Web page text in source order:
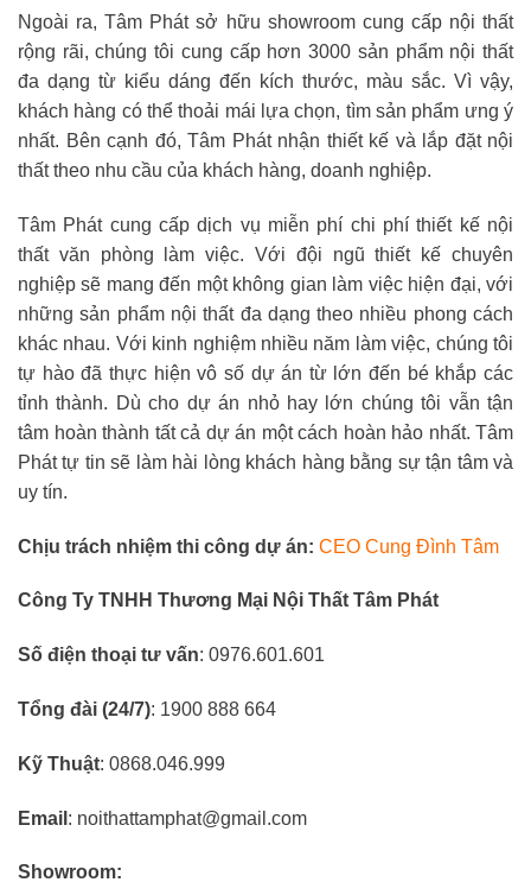
Ngoài ra, Tâm Phát sở hữu showroom cung cấp nội thất
rộng rãi, chúng tôi cung cấp hơn 3000 sản phẩm nội thất
đa dạng từ kiểu dáng đến kích thước, màu sắc. Vì vậy,
khách hàng có thể thoải mái lựa chọn, tìm sản phẩm ưng ý
nhất. Bên cạnh đó, Tâm Phát nhận thiết kế và lắp đặt nội
thất theo nhu cầu của khách hàng, doanh nghiệp.
Tâm Phát cung cấp dịch vụ miễn phí chi phí thiết kế nội
thất văn phòng làm việc. Với đội ngũ thiết kế chuyên
nghiệp sẽ mang đến một không gian làm việc hiện đại, với
những sản phẩm nội thất đa dạng theo nhiều phong cách
khác nhau. Với kinh nghiệm nhiều năm làm việc, chúng tôi
tự hào đã thực hiện vô số dự án từ lớn đến bé khắp các
tỉnh thành. Dù cho dự án nhỏ hay lớn chúng tôi vẫn tận
tâm hoàn thành tất cả dự án một cách hoàn hảo nhất. Tâm
Phát tự tin sẽ làm hài lòng khách hàng bằng sự tận tâm và
uy tín.
Chịu trách nhiệm thi công dự án: CEO Cung Đình Tâm
Công Ty TNHH Thương Mại Nội Thất Tâm Phát
Số điện thoại tư vấn: 0976.601.601
Tổng đài (24/7): 1900 888 664
Kỹ Thuật: 0868.046.999
Email : noithattamphat@gmail.com
Showroom: